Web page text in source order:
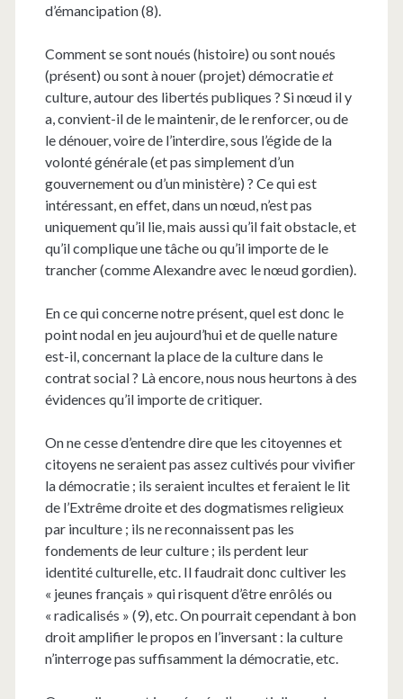
d’émancipation (8).
Comment se sont noués (histoire) ou sont noués
(présent) ou sont à nouer (projet) démocratieet
culture, autour des libertés publiques ? Si nœud il y
a, convient-il de le maintenir, de le renforcer, ou de
le dénouer, voire de l’interdire, sous l’égide de la
volonté générale (et pas simplement d’un
gouvernement ou d’un ministère) ? Ce qui est
intéressant, en effet, dans un nœud, n’est pas
uniquement qu’il lie, mais aussi qu’il fait obstacle, et
qu’il complique une tâche ou qu’il importe de le
trancher (comme Alexandre avec le nœud gordien).
En ce qui concerne notre présent, quel est donc le
point nodal en jeu aujourd’hui et de quelle nature
est-il, concernant la place de la culture dans le
contrat social ? Là encore, nous nous heurtons à des
évidences qu’il importe de critiquer.
On ne cesse d’entendre dire que les citoyennes et
citoyens ne seraient pas assez cultivés pour vivifier
la démocratie ; ils seraient incultes et feraient le lit
de l’Extrême droite et des dogmatismes religieux
par inculture ; ils ne reconnaissent pas les
fondements de leur culture ; ils perdent leur
identité culturelle, etc. Il faudrait donc cultiver les
« jeunes français » qui risquent d’être enrôlés ou
« radicalisés » (9), etc. On pourrait cependant à bon
droit amplifier le propos en l’inversant : la culture
n’interroge pas suffisamment la démocratie, etc.